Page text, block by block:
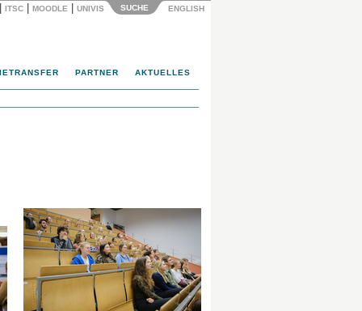
ITSC MOODLE UNIVIS SUCHE ENGLISH
PARTNER AKTUELLES